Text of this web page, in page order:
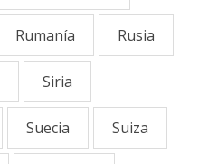
Rumanía Rusia
Siria
Suecia Suiza